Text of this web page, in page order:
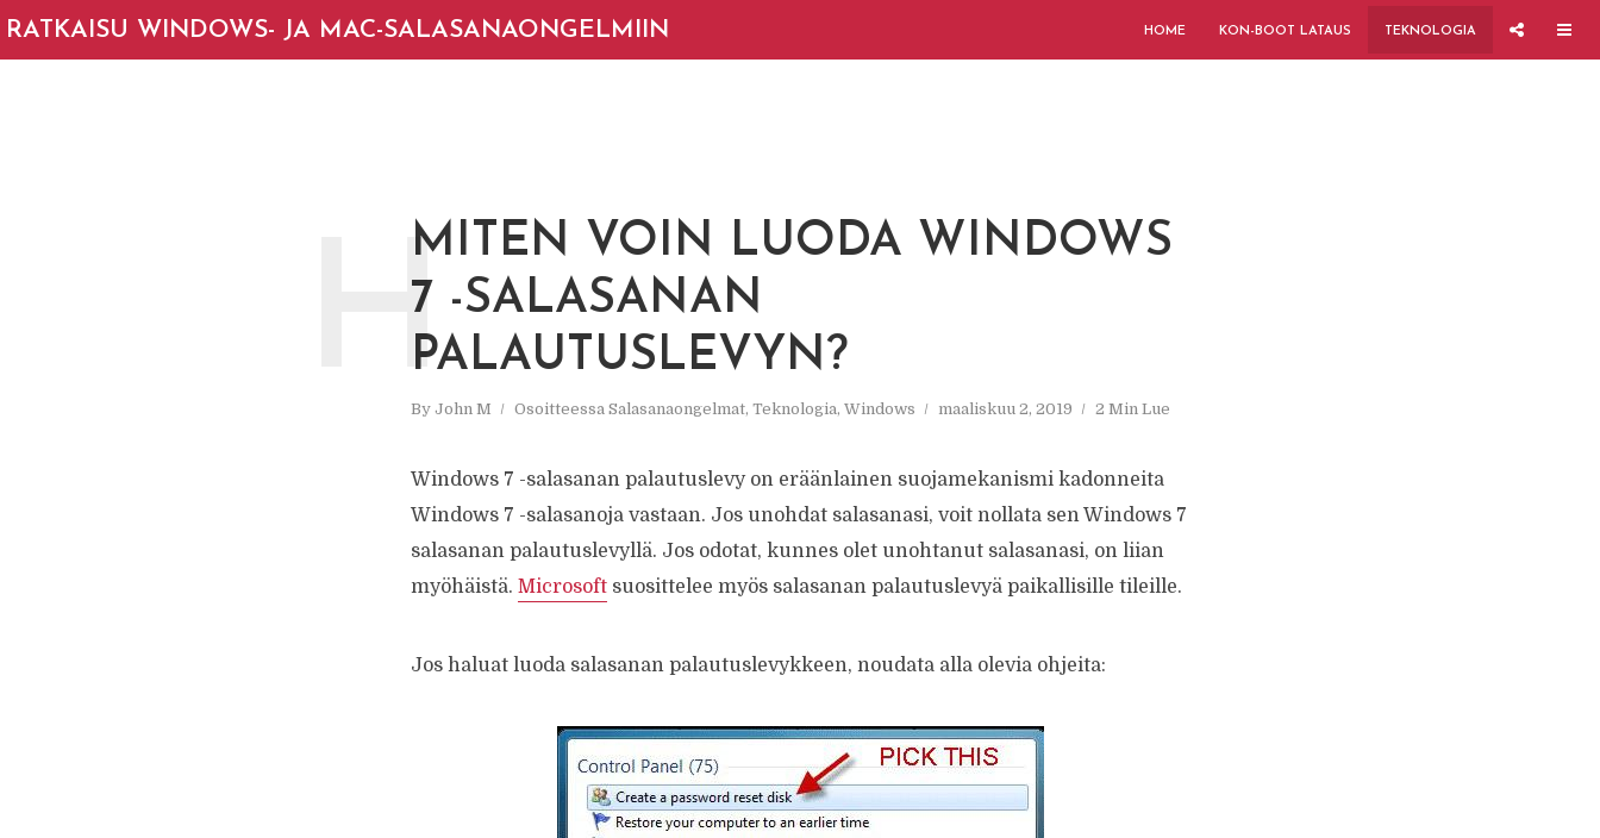
RATKAISU WINDOWS- JA MAC-SALASANAONGELMIIN HOME KON-BOOT LATAUS TEKNOLOGIA
MITEN VOIN LUODA WINDOWS
7 -SALASANAN
PALAUTUSLEVYN?
By John M Osoitteessa Salasanaongelmat, Teknologia, Windows maaliskuu 2, 2019 2 Min Lue
H
Windows 7 -salasanan palautuslevy on eräänlainen suojamekanismi kadonneita
Windows 7 -salasanoja vastaan. Jos unohdat salasanasi, voit nollata sen Windows 7
salasanan palautuslevyllä. Jos odotat, kunnes olet unohtanut salasanasi, on liian
myöhäistä. Microsoftsuosittelee myös salasanan palautuslevyä paikallisille tileille.
Jos haluat luoda salasanan palautuslevykkeen, noudata alla olevia ohjeita: